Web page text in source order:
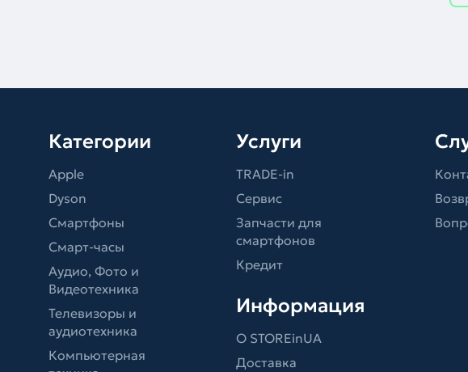
Категории
Apple
Dyson
Смартфоны
Смарт-часы
Аудио, Фото и
Видеотехника
Телевизоры и
аудиотехника
Компьютерная
Услуги
TRADE-in
Сервис
Запчасти для
смартфонов
Кредит
Информация
О STOREinUA
Доставка